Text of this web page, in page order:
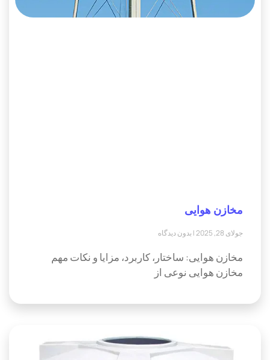
مخازن هوایی
جولای 28, 2025 بدون دیدگاه
مخازن هوایی: ساختار، کاربرد، مزایا و نکات مهم
مخازن هوایی نوعی از